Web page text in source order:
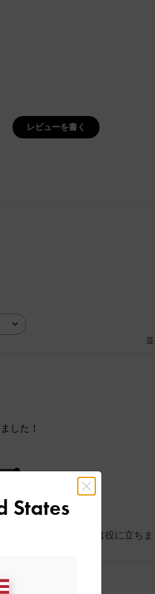
レビューを書く
した！
このレビューは役に立ち
States